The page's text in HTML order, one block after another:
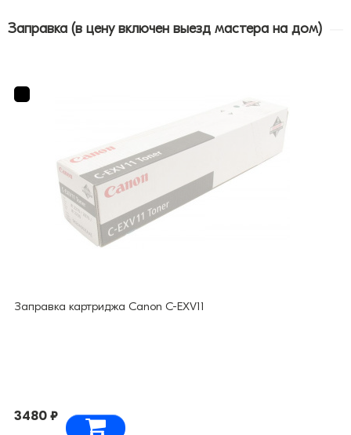
Заправка (в цену включен выезд мастера на дом)
Заправка картриджа Canon C-EXV11
3480 ₽